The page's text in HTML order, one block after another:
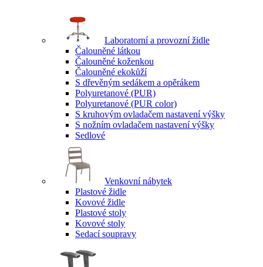
Laboratorní a provozní židle
Čalouněné látkou
Čalouněné koženkou
Čalouněné ekokůží
S dřevěným sedákem a opěrákem
Polyuretanové (PUR)
Polyuretanové (PUR color)
S kruhovým ovladačem nastavení výšky
S nožním ovladačem nastavení výšky
Sedlové
Venkovní nábytek
Plastové židle
Kovové židle
Plastové stoly
Kovové stoly
Sedací soupravy